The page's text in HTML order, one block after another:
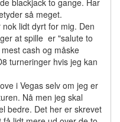
så meget.
lidt dyrt for mig. Den
at spille er "salute to
cash og måske
turneringer hvis jeg kan
i Vegas selv om jeg er
Nå men jeg skal
bedre. Det her er skrevet